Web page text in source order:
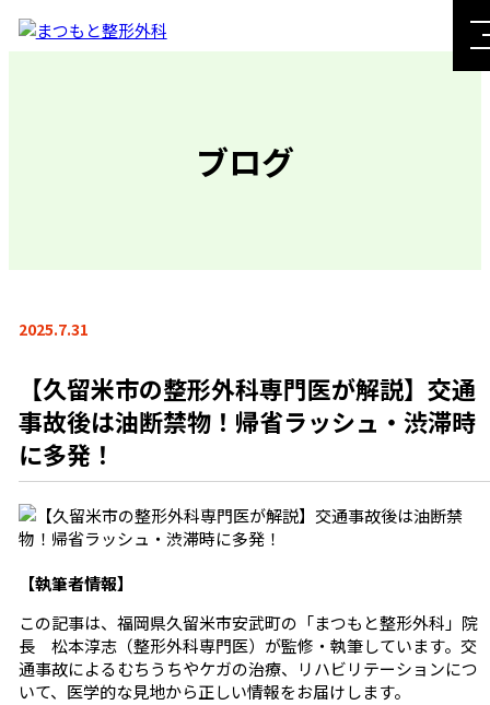
ブログ
2025.7.31
【久留米市の整形外科専門医が解説】交通
事故後は油断禁物！帰省ラッシュ・渋滞時
に多発！
【執筆者情報】
この記事は、福岡県久留米市安武町の「まつもと整形外科」院
長 松本淳志（整形外科専門医）が監修・執筆しています。交
通事故によるむちうちやケガの治療、リハビリテーションにつ
いて、医学的な見地から正しい情報をお届けします。